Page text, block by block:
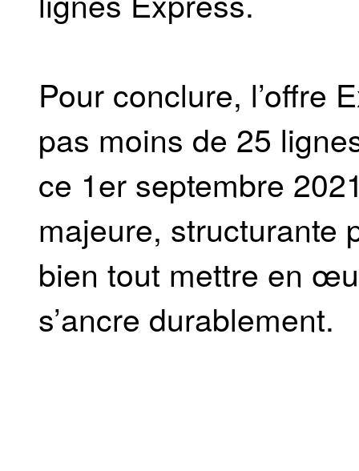
Pour conclure, l’offre
pas moins de 25
ce 1er septembre
majeure, structurante
bien tout mettre en
s’ancre durablement.